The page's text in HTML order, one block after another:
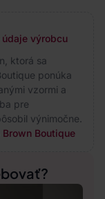
výrobcu
ktorá sa
ponúka
vzormi a
pre
výnimočne.
Boutique